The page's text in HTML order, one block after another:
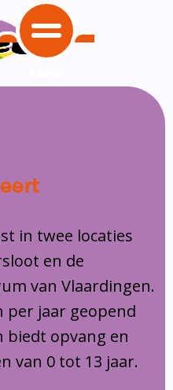
dagen
in twee locaties
en de
van Vlaardingen.
per jaar geopend
biedt opvang en
van 0 tot 13 jaar.